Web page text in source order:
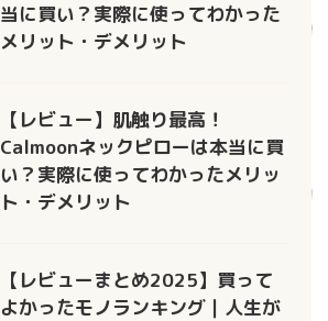
当に買い？実際に使ってわかった
メリット・デメリット
【レビュー】肌触り最高！
Calmoonネックピローは本当に買
い？実際に使ってわかったメリッ
ト・デメリット
【レビューまとめ2025】買って
よかったモノランキング｜人生が